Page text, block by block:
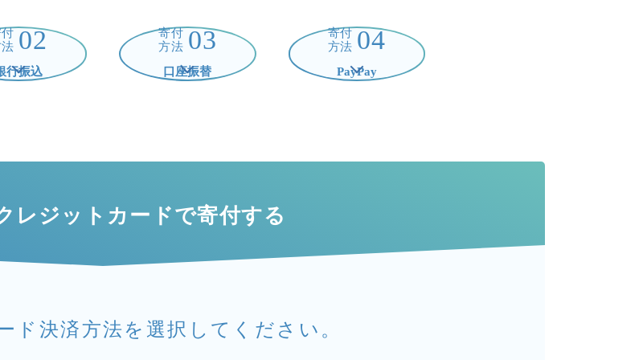
02
行振込
寄付
方法 03
口座振替
寄付
方法 04
PayPay
レジットカードで寄付する
ド決済方法を 選択してください。